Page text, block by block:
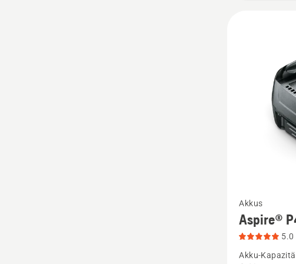
Details
zu
Akkus
Aspire®
5.0
Akku-